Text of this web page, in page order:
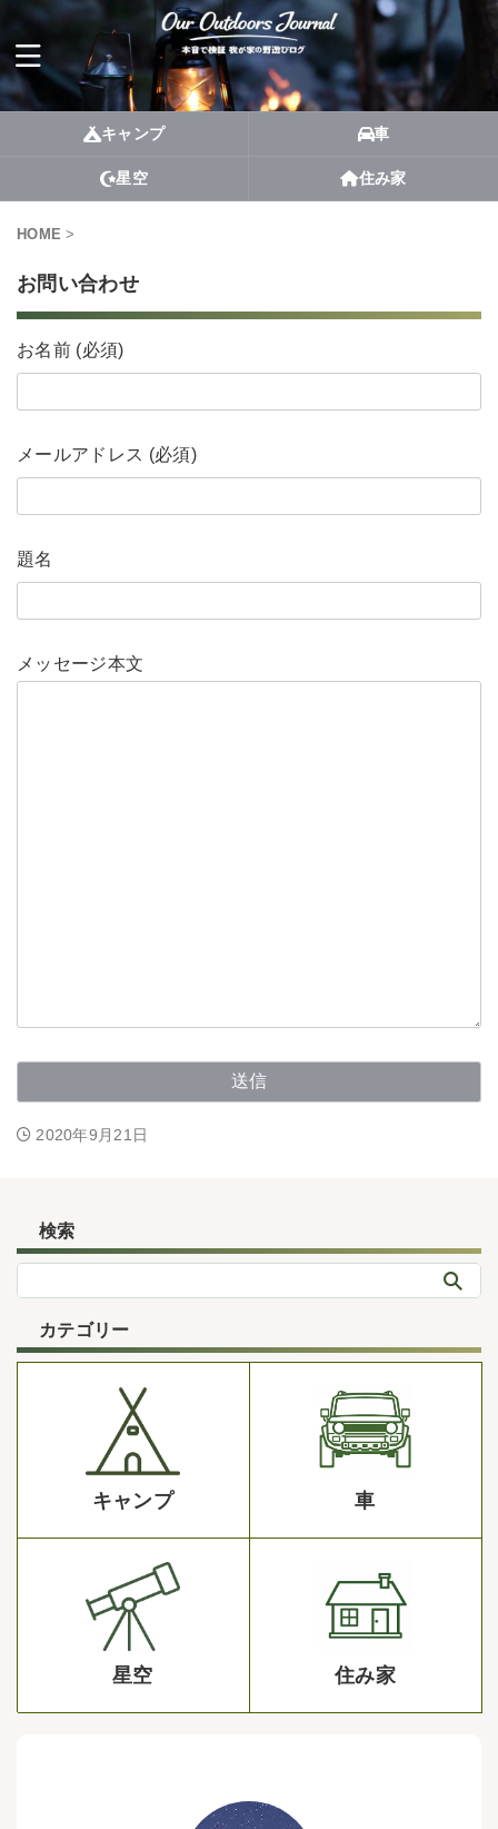
キャンプ 車
星空 住み家
HOME >
お問い合わせ
お名前 (必須)
メールアドレス (必須)
題名
メッセージ本文
2020年9月21日
検索
カテゴリー
キャンプ 車
星空 住み家